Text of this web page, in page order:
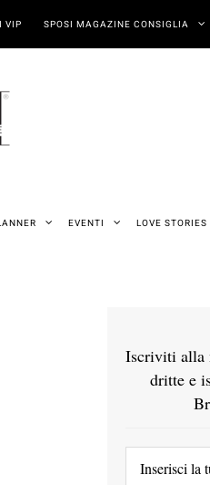
VIP SPOSI MAGAZINE CONSIGLIA
EVENTI LOVE STORIES
Iscriviti alla
dritte e